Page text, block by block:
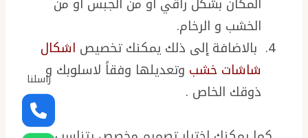
الخشب و الرخام.
بالاضافة إلى ذلك يمكنك تخصيص اشكال
شاشات خشب وتعديلها وفقاً لاسلوبك و
ذوقك الخاص .
راسلنا